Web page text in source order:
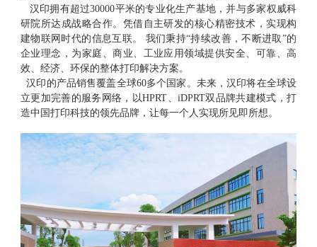
汉印拥有超过30000平米的专业化生产基地，并与多家权威科
研院所达成战略合作。凭借自主研发的核心精密技术，实现构
建物联网时代的信息互联。 我们秉持“持续改善，不断进取”的
企业理念，为家庭、商业、工业应用领域提供安全、可靠、高
效、经济、环保的整体打印解决方案。
汉印 的产品销售覆盖全球60多个国家。未来，汉印将在全球设
立更加完善的服务网络，以HPRT、iDPRT双品牌共建模式，打
造中国打印科技的领先品牌，让每一个人实现所见即所想。